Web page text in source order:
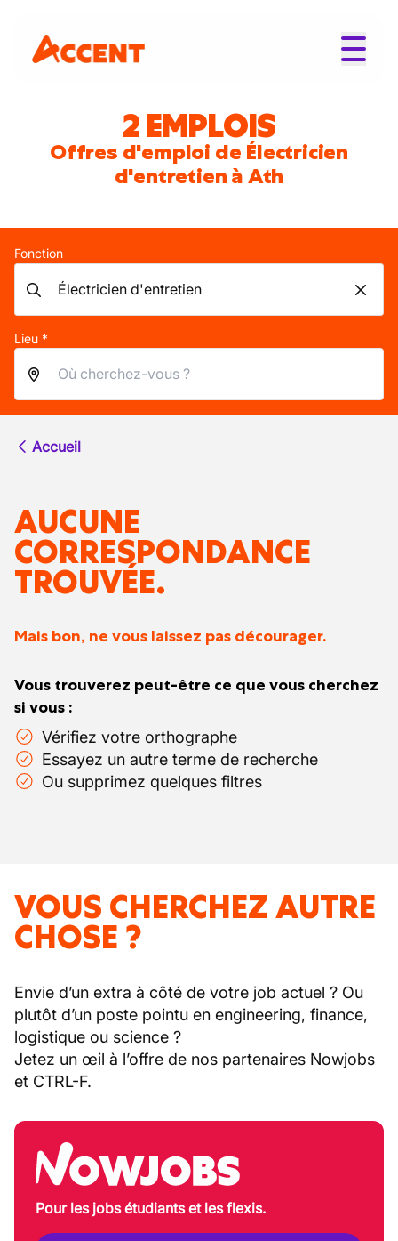
2 EMPLOIS
Offres d'emploi de Électricien
d'entretien à Ath
Fonction
Lieu *
Accueil
AUCUNE
CORRESPONDANCE
TROUVÉE.
Mais bon, ne vous laissez pas décourager.
Vous trouverez peut-être ce que vous cherchez
si vous :
Vérifiez votre orthographe
Essayez un autre terme de recherche
Ou supprimez quelques filtres
VOUS CHERCHEZ AUTRE
CHOSE ?
Envie d’un extra à côté de votre job actuel ? Ou
plutôt d’un poste pointu en engineering, finance,
logistique ou science ?
Jetez un œil à l’offre de nos partenaires Nowjobs
et CTRL-F.
Pour les jobs étudiants et les flexis.